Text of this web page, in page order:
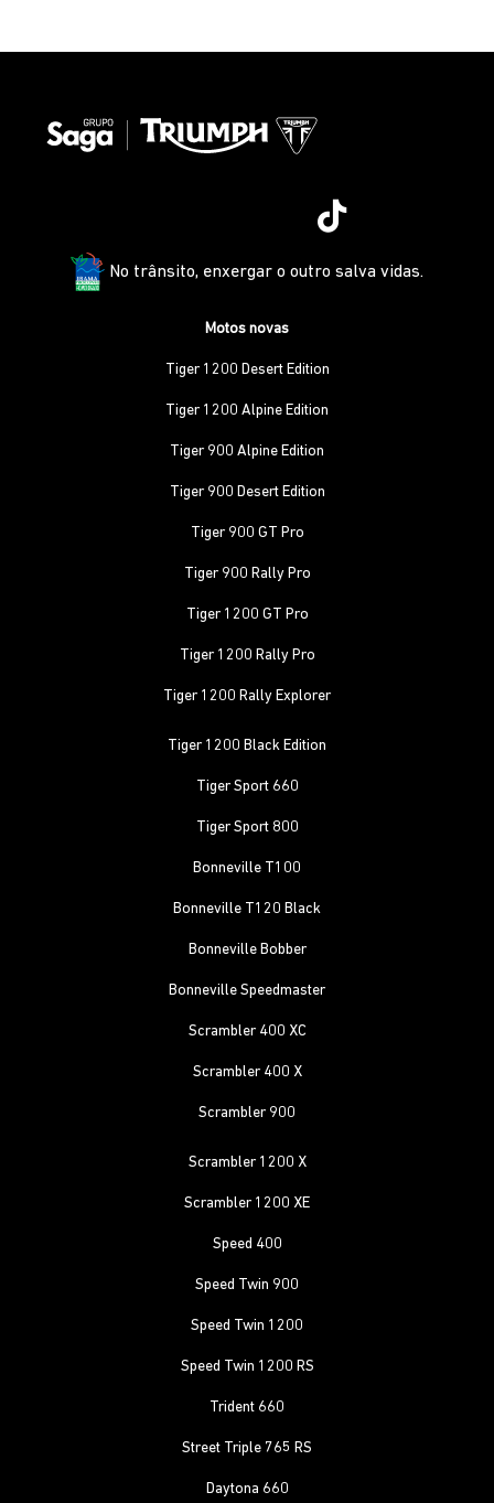
No trânsito, enxergar o outro salva vidas.
Motos novas
Tiger 1200 Desert Edition
Tiger 1200 Alpine Edition
Tiger 900 Alpine Edition
Tiger 900 Desert Edition
Tiger 900 GT Pro
Tiger 900 Rally Pro
Tiger 1200 GT Pro
Tiger 1200 Rally Pro
Tiger 1200 Rally Explorer
Tiger 1200 Black Edition
Tiger Sport 660
Tiger Sport 800
Bonneville T100
Bonneville T120 Black
Bonneville Bobber
Bonneville Speedmaster
Scrambler 400 XC
Scrambler 400 X
Scrambler 900
Scrambler 1200 X
Scrambler 1200 XE
Speed 400
Speed Twin 900
Speed Twin 1200
Speed Twin 1200 RS
Trident 660
Street Triple 765 RS
Daytona 660